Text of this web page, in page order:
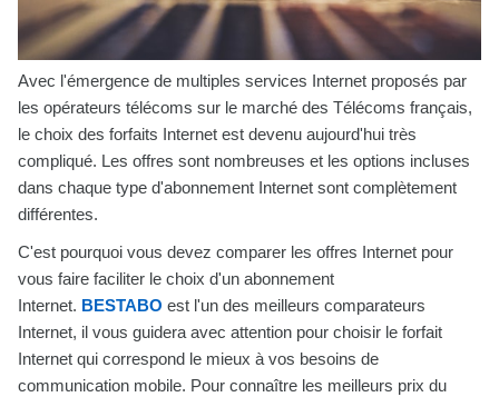
Avec l'émergence de multiples services Internet proposés par
les opérateurs télécoms sur le marché des Télécoms français,
le choix des forfaits Internet est devenu aujourd'hui très
compliqué. Les offres sont nombreuses et les options incluses
dans chaque type d'abonnement Internet sont complètement
différentes.
C'est pourquoi vous devez comparer les offres Internet pour
vous faire faciliter le choix d'un abonnement
Internet. BESTABO est l'un des meilleurs comparateurs
Internet, il vous guidera avec attention pour choisir le forfait
Internet qui correspond le mieux à vos besoins de
communication mobile. Pour connaître les meilleurs prix du